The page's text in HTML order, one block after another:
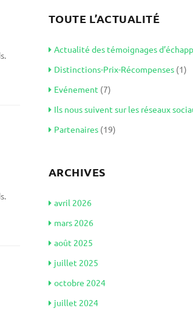
TOUTE L’ACTUALITÉ
Actualité des témoignages
Distinctions-Prix-Récompenses(1)
Evénement (7)
Ils nous suivent sur les réseaux
Partenaires(19)
ARCHIVES
avril 2026
mars 2026
août 2025
juillet 2025
octobre 2024
juillet 2024